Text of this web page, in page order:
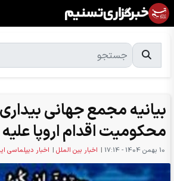
بیانیه مجمع جهانی
محکومیت اقدام اروپا
10 بهمن 1404 - 17:14 | اخبار بین الملل | اخبار دیپلماسی